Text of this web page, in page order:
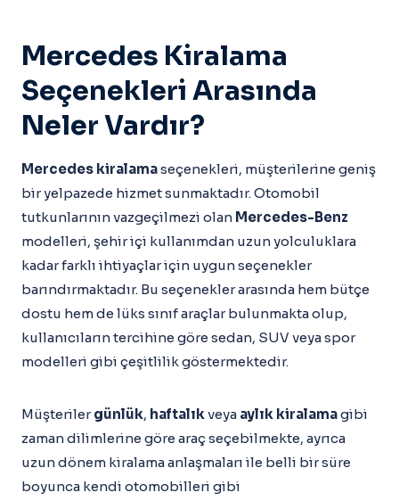
Mercedes Kiralama
Seçenekleri Arasında
Neler Vardır?
Mercedes kiralamaseçenekleri, müşterilerine geniş
bir yelpazede hizmet sunmaktadır. Otomobil
tutkunlarının vazgeçilmezi olan Mercedes-Benz
modelleri, şehir içi kullanımdan uzun yolculuklara
kadar farklı ihtiyaçlar için uygun seçenekler
barındırmaktadır. Bu seçenekler arasında hem bütçe
dostu hem de lüks sınıf araçlar bulunmakta olup,
kullanıcıların tercihine göre sedan, SUV veya spor
modelleri gibi çeşitlilik göstermektedir.
Müşterilergünlük, haftalıkveya aylık kiralamagibi
zaman dilimlerine göre araç seçebilmekte, ayrıca
uzun dönem kiralama anlaşmaları ile belli bir süre
boyunca kendi otomobilleri gibi